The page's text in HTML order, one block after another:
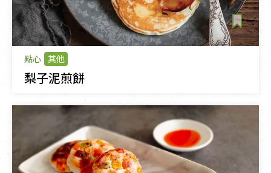
點心 其他
梨子泥煎餅